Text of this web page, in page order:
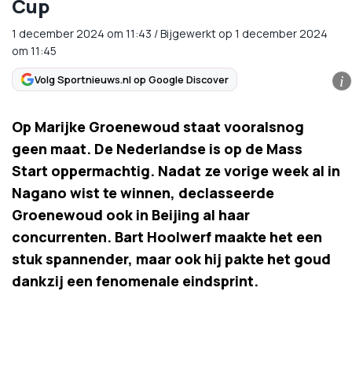
Cup
1 december 2024 om 11:43 /Bijgewerkt op 1 december 2024
om 11:45
Volg Sportnieuws.nl op Google Discover i
Op Marijke Groenewoud staat vooralsnog
geen maat. De Nederlandse is op de Mass
Start oppermachtig. Nadat ze vorige week al in
Nagano wist te winnen, declasseerde
Groenewoud ook in Beijing al haar
concurrenten. Bart Hoolwerf maakte het een
stuk spannender, maar ook hij pakte het goud
dankzij een fenomenale eindsprint.